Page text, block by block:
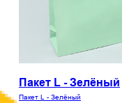
Пакет L - Зелёный
Пакет L - Зелёный